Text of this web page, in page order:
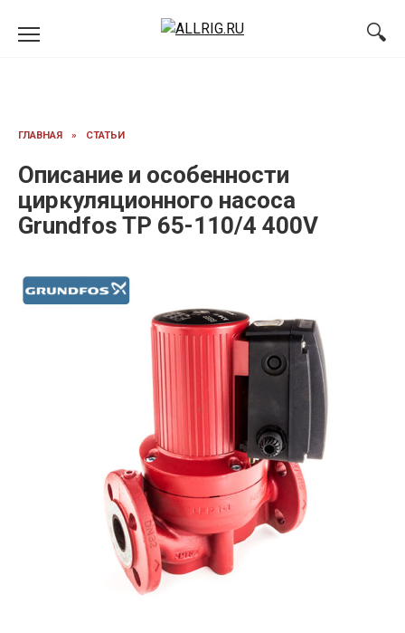
ГЛАВНАЯ » СТАТЬИ
Описание и особенности
циркуляционного насоса
Grundfos TP 65-110/4 400V